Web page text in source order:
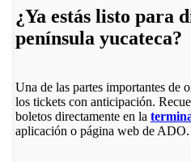
¿Ya estás listo para
península yucateca?
Una de las partes importantes de
los tickets con anticipación.
boletos directamente en la
aplicación o página web de ADO.